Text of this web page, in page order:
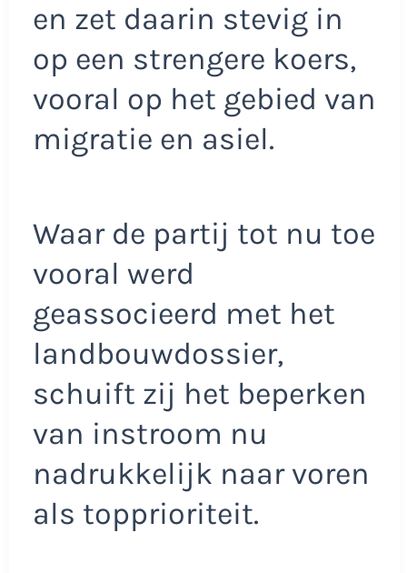
en zet daarin stevig in
op een strengere koers,
vooral op het gebied van
migratie en asiel.
Waar de partij tot nu toe
vooral werd
geassocieerd met het
landbouwdossier,
schuift zij het beperken
van instroom nu
nadrukkelijk naar voren
als topprioriteit.